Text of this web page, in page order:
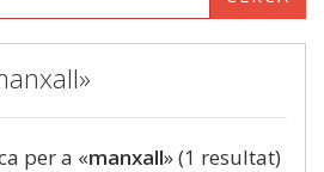
per a «manxall» (1 resultat)